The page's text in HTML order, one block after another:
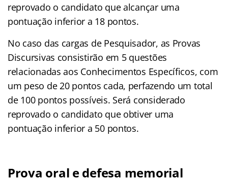
reprovado o candidato que alcançar uma
pontuação inferior a 18 pontos.
No caso das cargas de Pesquisador, as Provas
Discursivas consistirão em 5 questões
relacionadas aos Conhecimentos Específicos, com
um peso de 20 pontos cada, perfazendo um total
de 100 pontos possíveis. Será considerado
reprovado o candidato que obtiver uma
pontuação inferior a 50 pontos.
Prova oral e defesa memorial